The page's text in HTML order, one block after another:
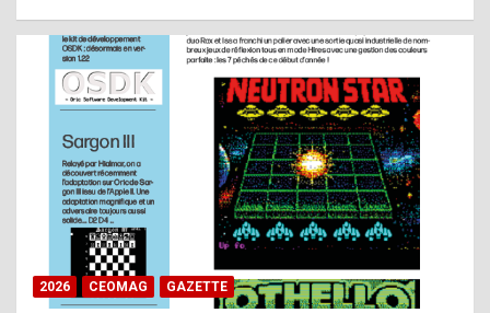
o
m
m
a
y
b
e
b
y
2026 CEOMAG GAZETTE